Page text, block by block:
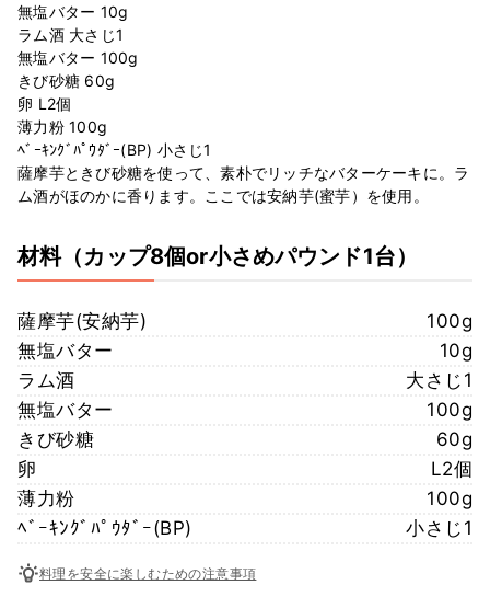
無塩バター 10g
ラム酒 大さじ1
無塩バター 100g
きび砂糖 60g
卵 L2個
薄力粉 100g
ﾍﾞｰｷﾝｸﾞﾊﾟｳﾀﾞｰ(BP) 小さじ1
薩摩芋ときび砂糖を使って、素朴でリッチなバターケーキに。ラ
ム酒がほのかに香ります。ここでは安納芋(蜜芋）を使用。
材料（カップ8個or小さめパウンド1台）
薩摩芋(安納芋)
100g
無塩バター
10g
ラム酒
大さじ1
無塩バター
100g
きび砂糖
60g
卵
L2個
薄力粉
100g
ﾍﾞｰｷﾝｸﾞﾊﾟｳﾀﾞｰ(BP)
小さじ1
料理を安全に楽しむための注意事項